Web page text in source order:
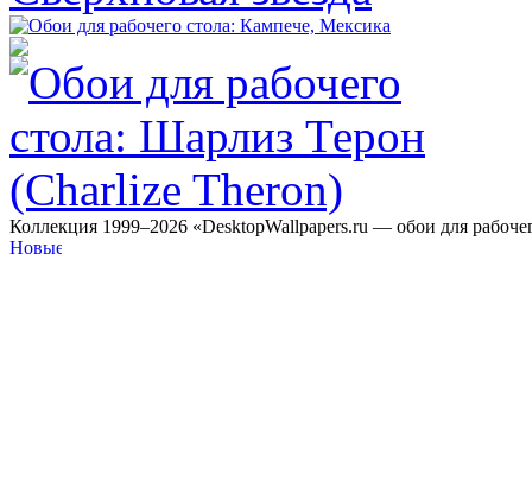
Коллекция 1999–2026 «DesktopWallpapers.ru — обои для